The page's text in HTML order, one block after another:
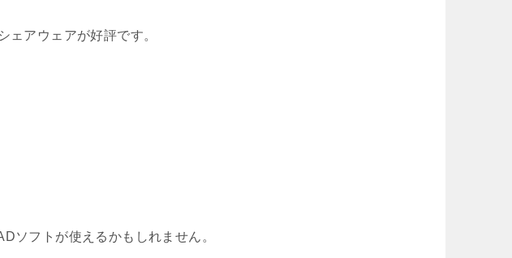
ェアウェアが好評です。
ソフトが使えるかもしれません。